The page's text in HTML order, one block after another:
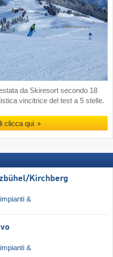
da Skiresort secondo 18
vincitrice del test a 5 stelle.
clicca qui
​Kirchberg
&
&